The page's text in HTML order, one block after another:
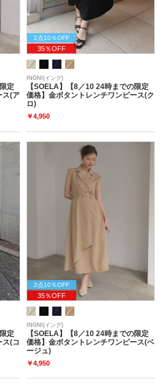
定
ス(ア
2点10％OFF
35％OFF
INGNI(イング)
【SOELA】【8／10 24時までの限定
価格】金ボタントレンチワンピース(ク
ロ)
￥4,950
定
ス(コ
2点10％OFF
35％OFF
INGNI(イング)
【SOELA】【8／10 24時までの限定
価格】金ボタントレンチワンピース(ベ
ージュ)
￥4,950